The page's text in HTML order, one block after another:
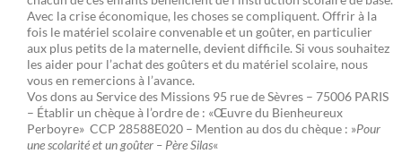
Avec la crise économique, les choses se compliquent. Offrir à la
fois le matériel scolaire convenable et un goûter, en particulier
aux plus petits de la maternelle, devient difficile. Si vous souhaitez
les aider pour l’achat des goûters et du matériel scolaire, nous
vous en remercions à l’avance.
Vos dons au Service des Missions 95 rue de Sèvres – 75006 PARIS
– Établir un chèque à l’ordre de : «Œuvre du Bienheureux
Perboyre» CCP 28588E020 – Mention au dos du chèque : »Pour
une scolarité et un goûter – Père Silas«